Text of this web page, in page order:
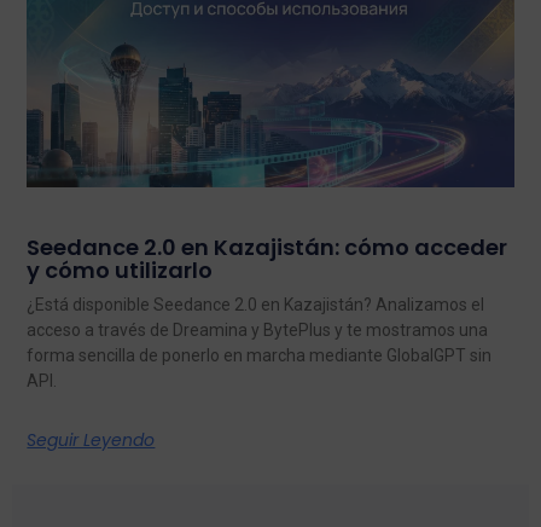
Seedance 2.0 en Kazajistán: cómo acceder
y cómo utilizarlo
¿Está disponible Seedance 2.0 en Kazajistán? Analizamos el
acceso a través de Dreamina y BytePlus y te mostramos una
forma sencilla de ponerlo en marcha mediante GlobalGPT sin
API.
Seguir Leyendo